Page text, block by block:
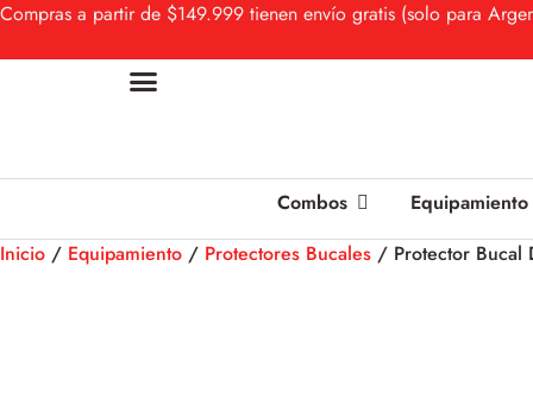
Compras a partir de $149.999 tienen envío gratis (solo para
Combos Equipamiento
Inicio / Equipamiento / Protectores Bucales / Protector Bucal